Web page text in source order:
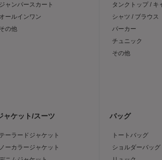
ジャンパースカート
オールインワン
その他
タンクトップ / キ
シャツ / ブラウス
パーカー
チュニック
その他
ャケット/スーツ
テーラードジャケット
ノーカラージャケット
バッグ
トートバッグ
ショルダーバッグ